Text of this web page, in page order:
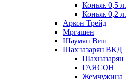
Коньяк 0,5 л.
Коньяк 0,2 л.
Аркон Трейд
Мргашен
Шаумян Вин
Шахназарян ВКД
Шахназарян
ГАЯСОН
Жемчужина